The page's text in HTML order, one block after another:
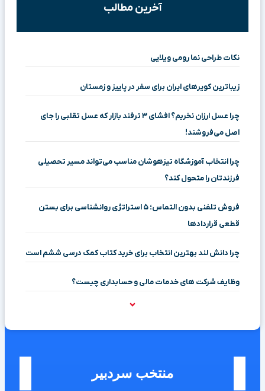
آخرین مطالب
نکات طراحی نما رومی ویلایی
زیباترین کویرهای ایران برای سفر در پاییز و زمستان
چرا عسل ارزان نخریم؟ افشای ۳ ترفند بازار که عسل تقلبی را جای
اصل می‌فروشند!
چرا انتخاب آموزشگاه تیزهوشان مناسب می‌تواند مسیر تحصیلی
فرزندتان را متحول کند؟
فروش تلفنی بدون التماس؛ ۵ استراتژی روانشناسی برای بستن
قطعی قراردادها
چرا دانش لند بهترین انتخاب برای خرید کتاب کمک درسی ششم است
وظایف شرکت های خدمات مالی و حسابداری چیست؟
منتخب سردبیر